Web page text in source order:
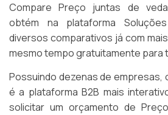
Compare Preço juntas de
obtém na plataforma
diversos comparativos já com
mesmo tempo gratuitamente para
Possuindo dezenas de empresas,
é a plataforma B2B mais
solicitar um orçamento de